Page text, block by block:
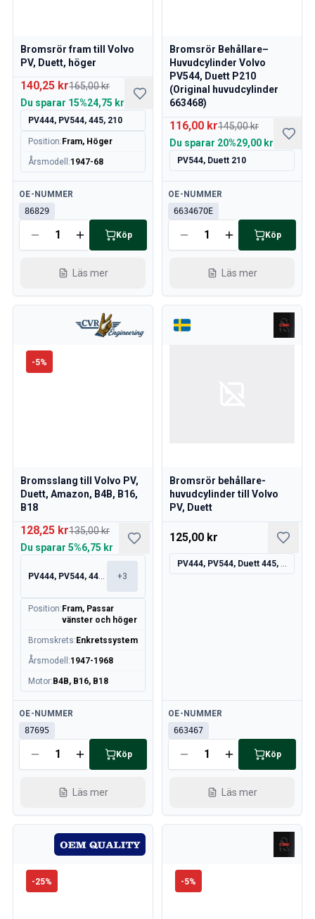
Bromsrör fram till Volvo
PV, Duett, höger
140,25 kr165,00 kr
Du sparar 15%24,75 kr
PV444, PV544, 445, 210
Position: Fram, Höger
Årsmodell :1947-68
Tillgänglig
OE-NUMMER
86829
Köp
Läs mer
Bromsrör Behållare–
Huvudcylinder Volvo
PV544, Duett P210
(Original huvudcylinder
663468)
116,00 kr145,00 kr
Du sparar 20%29,00 kr
PV544, Duett 210
Tillgänglig
OE-NUMMER
663467OE
Köp
Läs mer
-5%
Bromsslang till Volvo PV,
Duett, Amazon, B4B, B16,
B18
128,25 kr135,00 kr
Du sparar 5%6,75 kr
PV444, PV544, 445, 210 +3
Position: Fram, Passar
vänster och höger
Bromskrets: Enkretssystem
Årsmodell :1947-1968
Motor: B4B, B16, B18
Tillgänglig
OE-NUMMER
87695
Köp
Läs mer
Bromsrör behållare-
huvudcylinder till Volvo
PV, Duett
125,00 kr
PV444, PV544, Duett 445, 210
Tillgänglig
OE-NUMMER
663467
Köp
Läs mer
-25% -5%